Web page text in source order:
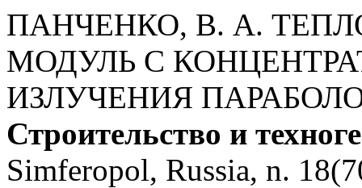
ПАНЧЕНКО, В. А.
МОДУЛЬ С
ИЗЛУЧЕНИЯ
Строительство и
Simferopol, Russia, n.